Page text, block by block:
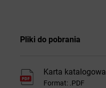
Pliki do pobrania
Karta katalogowa
Format: .PDF